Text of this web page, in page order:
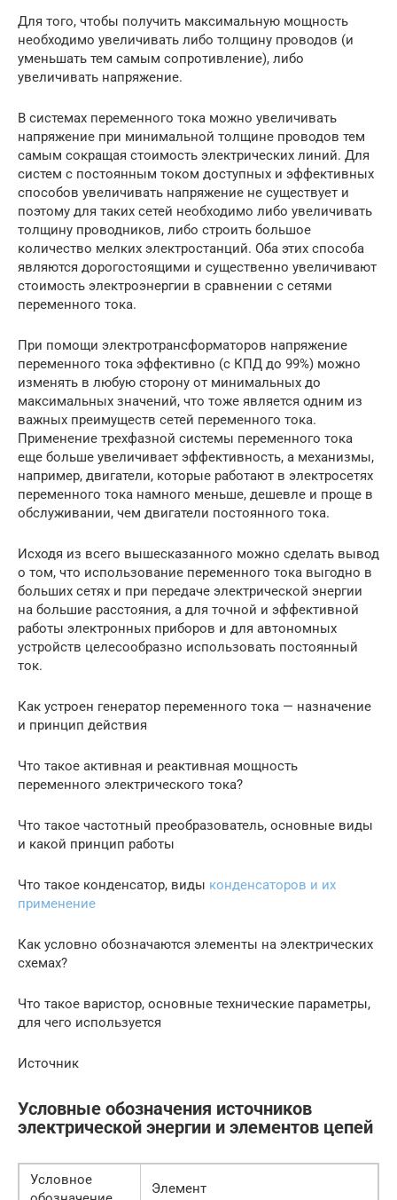
Для того, чтобы получить максимальную мощность
необходимо увеличивать либо толщину проводов (и
уменьшать тем самым сопротивление), либо
увеличивать напряжение.
В системах переменного тока можно увеличивать
напряжение при минимальной толщине проводов тем
самым сокращая стоимость электрических линий. Для
систем с постоянным током доступных и эффективных
способов увеличивать напряжение не существует и
поэтому для таких сетей необходимо либо увеличивать
толщину проводников, либо строить большое
количество мелких электростанций. Оба этих способа
являются дорогостоящими и существенно увеличивают
стоимость электроэнергии в сравнении с сетями
переменного тока.
При помощи электротрансформаторов напряжение
переменного тока эффективно (с КПД до 99%) можно
изменять в любую сторону от минимальных до
максимальных значений, что тоже является одним из
важных преимуществ сетей переменного тока.
Применение трехфазной системы переменного тока
еще больше увеличивает эффективность, а механизмы,
например, двигатели, которые работают в электросетях
переменного тока намного меньше, дешевле и проще в
обслуживании, чем двигатели постоянного тока.
Исходя из всего вышесказанного можно сделать вывод
о том, что использование переменного тока выгодно в
больших сетях и при передаче электрической энергии
на большие расстояния, а для точной и эффективной
работы электронных приборов и для автономных
устройств целесообразно использовать постоянный
ток.
Как устроен генератор переменного тока — назначение
и принцип действия
Что такое активная и реактивная мощность
переменного электрического тока?
Что такое частотный преобразователь, основные виды
и какой принцип работы
Что такое конденсатор, виды конденсаторов и их
применение
Как условно обозначаются элементы на электрических
схемах?
Что такое варистор, основные технические параметры,
для чего используется
Источник
Условные обозначения источников
электрической энергии и элементов цепей
Условное
Элемент